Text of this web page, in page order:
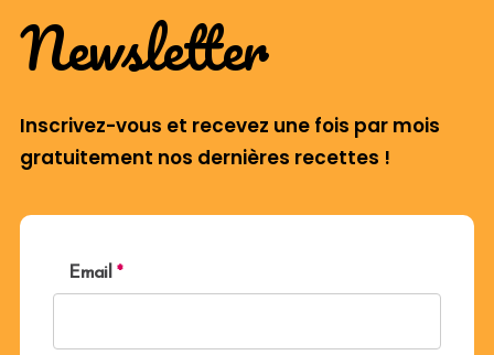
Newsletter
Inscrivez-vous et recevez une fois par mois
gratuitement nos dernières recettes !